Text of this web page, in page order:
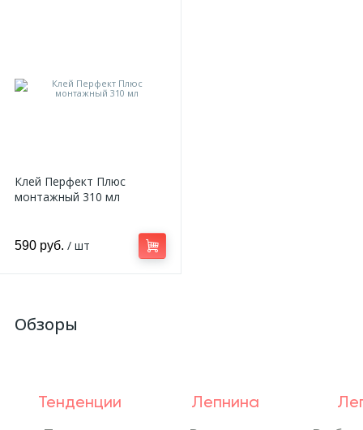
Клей Перфект Плюс
монтажный 310 мл
590 руб. / шт
Обзоры
Тенденции Лепнина